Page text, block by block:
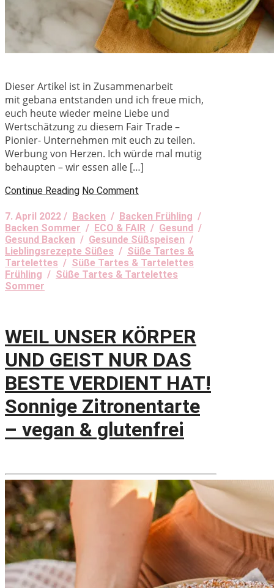
Dieser Artikel ist in Zusammenarbeit
mit gebana entstanden und ich freue mich,
euch heute wieder meine Liebe und
Wertschätzung zu diesem Fair Trade –
Pionier- Unternehmen mit euch zu teilen.
Werbung von Herzen. Ich würde mal mutig
behaupten – wir essen alle […]
Continue Reading No Comment
7. April 2022 / Backen / Backen Frühling /
Backen Sommer / ECO & FAIR / Gesund /
Gesund Backen / Gesunde Süßspeisen /
Lieblingsrezepte Süßes / Süße Tartes &
Tartelettes / Süße Tartes & Tartelettes
Frühling / Süße Tartes & Tartelettes
Sommer
WEIL UNSER KÖRPER
UND GEIST NUR DAS
BESTE VERDIENT HAT!
Sonnige Zitronentarte
– vegan & glutenfrei